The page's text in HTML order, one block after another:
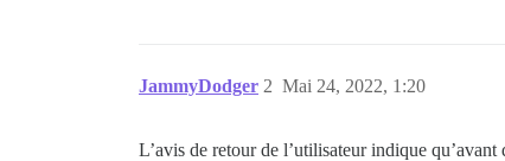
JammyDodger Mai 24, 2022, 1:20
2
L’avis de retour de l’utilisateur indique